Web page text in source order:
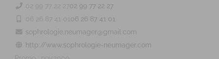
02 99 77 22 2702 99 77 22 27
06 26 87 41 0106 26 87 41 01
sophrologie.neumager@gmail.com
http://www.sophrologie-neumager.com